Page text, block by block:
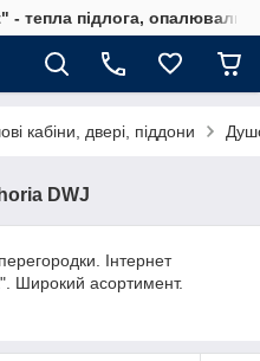
- тепла підлога,
кабіни, двері, піддони
DWJ
Інтернет
Широкий асортимент.